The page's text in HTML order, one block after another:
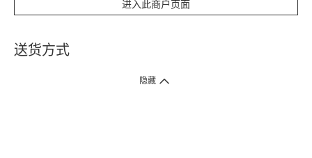
进入此商户页面
送货方式
1. 送货到府（受卫生署条例规管产品除外 ）
隐藏